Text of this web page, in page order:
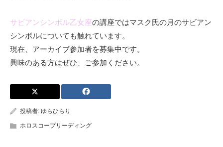
サビアンシンボル乙女座の講座ではマスク氏の月のサビアン
シンボルについても触れています。
現在、アーカイブ参加者を募集中です。
興味のある方はぜひ、ご参加ください。
投稿者: ゆらひらり
ホロスコープリーディング